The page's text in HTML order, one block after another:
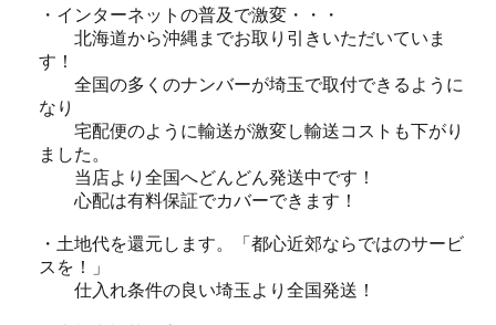
・インターネットの普及で激変・・・
北海道から沖縄までお取り引きいただいていま
す！
全国の多くのナンバーが埼玉で取付できるように
なり
宅配便のように輸送が激変し輸送コストも下がり
ました。
当店より全国へどんどん発送中です！
心配は有料保証でカバーできます！
・土地代を還元します。「都心近郊ならではのサービ
スを！」
仕入れ条件の良い埼玉より全国発送！